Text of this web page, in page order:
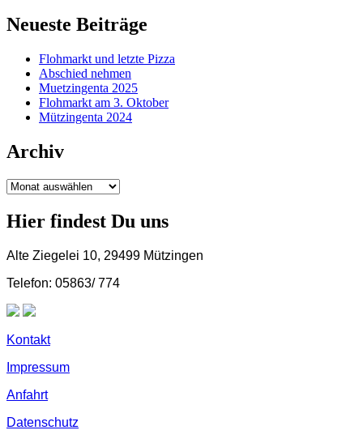
Neueste Beiträge
Flohmarkt und letzte Pizza
Abschied nehmen
Muetzingenta 2025
Flohmarkt am 3. Oktober
Mützingenta 2024
Archiv
Archiv
Hier findest Du uns
Alte Ziegelei 10, 29499 Mützingen
Telefon: 05863/ 774
Kontakt
Impressum
Anfahrt
Datenschutz